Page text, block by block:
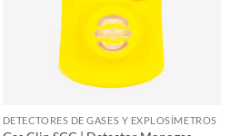
DETECTORES DE GASES Y EXPLOSÍMETROS